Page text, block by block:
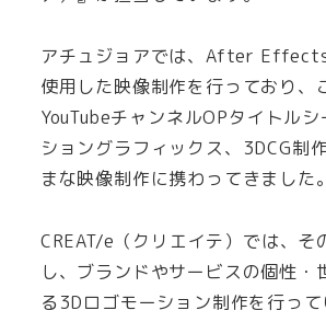
アチュジョアでは、After
使用した映像制作を行っており、
YouTubeチャンネルOPタイトル
ショングラフィックス、3DCG制
まな映像制作に携わってきました。
CREAT/e（クリエイテ）では、そ
し、ブランドやサービスの個性・
る3Dロゴモーション制作を行って